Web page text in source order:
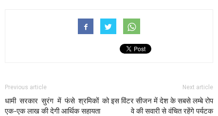
Previous article
धामी सरकार सुरंग में फंसे श्रमिकों को
एक-एक लाख की देगी आर्थिक सहायता
Next article
इस विंटर सीजन में देश के सबसे लम्बे रोप
वे की सवारी से वंचित रहेंगे पर्यटक